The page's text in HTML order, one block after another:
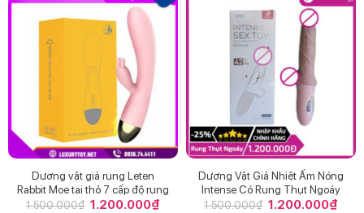
Dương vật giả rung Leten
Rabbit Moe tai thỏ 7 cấp độ rung
1.500.000₫ Giá
1.200.000₫Giá
Dương Vật Giả Nhiệt Ấm Nóng
Intense Có Rung Thụt Ngoáy
1.500.000₫ Giá
1.200.000₫Giá